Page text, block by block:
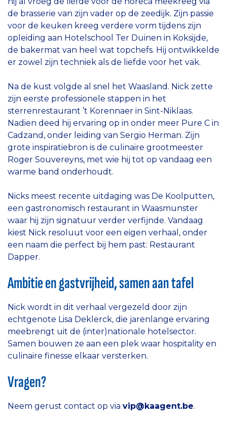
de brasserie van zijn vader op de zeedijk. Zijn passie
voor de keuken kreeg verdere vorm tijdens zijn
opleiding aan Hotelschool Ter Duinen in Koksijde,
de bakermat van heel wat topchefs. Hij ontwikkelde
er zowel zijn techniek als de liefde voor het vak.
Na de kust volgde al snel het Waasland. Nick zette
zijn eerste professionele stappen in het
sterrenrestaurant ’t Korennaer in Sint-Niklaas.
Nadien deed hij ervaring op in onder meer Pure C in
Cadzand, onder leiding van Sergio Herman. Zijn
grote inspiratiebron is de culinaire grootmeester
Roger Souvereyns, met wie hij tot op vandaag een
warme band onderhoudt.
Nicks meest recente uitdaging was De Koolputten,
een gastronomisch restaurant in Waasmunster
waar hij zijn signatuur verder verfijnde. Vandaag
kiest Nick resoluut voor een eigen verhaal, onder
een naam die perfect bij hem past: Restaurant
Dapper.
Ambitie en gastvrijheid, samen aan tafel
Nick wordt in dit verhaal vergezeld door zijn
echtgenote Lisa Deklerck, die jarenlange ervaring
meebrengt uit de (inter)nationale hotelsector.
Samen bouwen ze aan een plek waar hospitality en
culinaire finesse elkaar versterken.
Vragen?
Neem gerust contact op via vip@kaagent.be.